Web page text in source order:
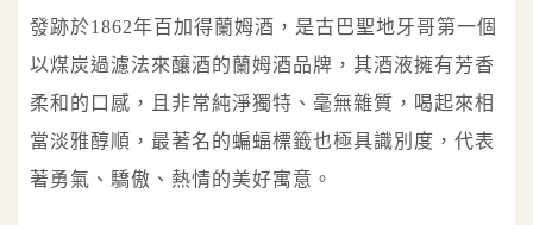
發跡於1862年百加得蘭姆酒，是古巴聖地牙哥第一個
以煤炭過濾法來釀酒的蘭姆酒品牌，其酒液擁有芳香
柔和的口感，且非常純淨獨特、毫無雜質，喝起來相
當淡雅醇順，最著名的蝙蝠標籤也極具識別度，代表
著勇氣、驕傲、熱情的美好寓意。